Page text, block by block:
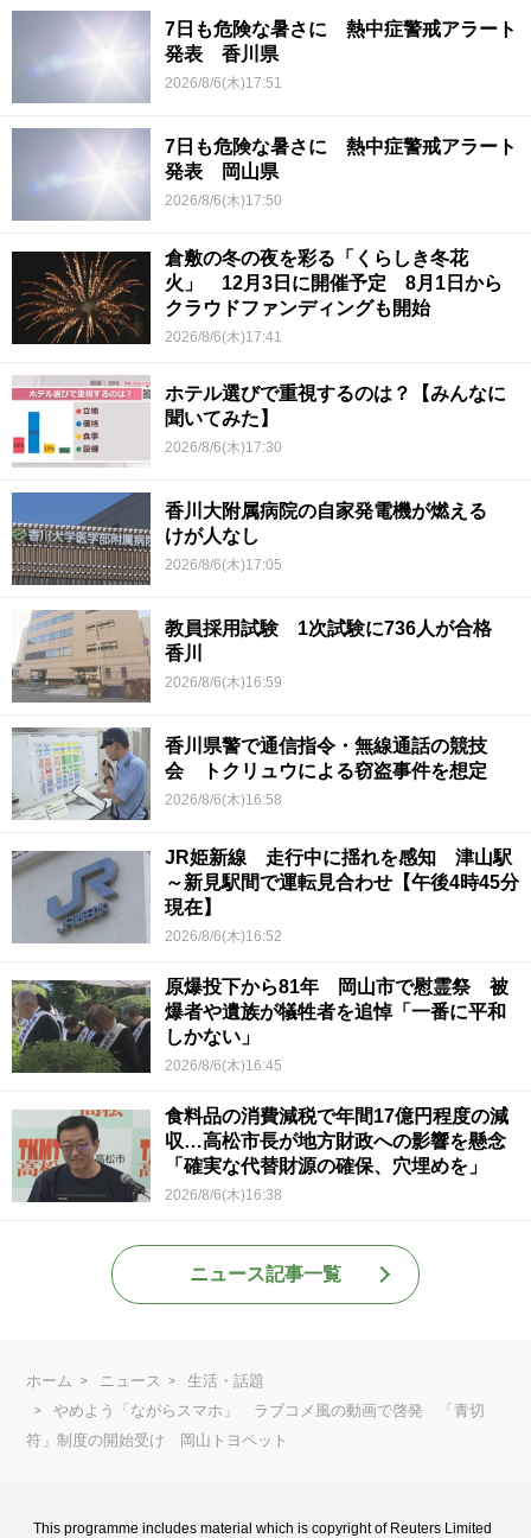
7日も危険な暑さに 熱中症警戒アラート
発表 香川県
2026/8/6(木)17:51
7日も危険な暑さに 熱中症警戒アラート
発表 岡山県
2026/8/6(木)17:50
倉敷の冬の夜を彩る「くらしき冬花
火」 12月3日に開催予定 8月1日から
クラウドファンディングも開始
2026/8/6(木)17:41
ホテル選びで重視するのは？【みんなに
聞いてみた】
2026/8/6(木)17:30
香川大附属病院の自家発電機が燃える
けが人なし
2026/8/6(木)17:05
教員採用試験 1次試験に736人が合格
香川
2026/8/6(木)16:59
香川県警で通信指令・無線通話の競技
会 トクリュウによる窃盗事件を想定
2026/8/6(木)16:58
JR姫新線 走行中に揺れを感知 津山駅
～新見駅間で運転見合わせ【午後4時45分
現在】
2026/8/6(木)16:52
原爆投下から81年 岡山市で慰霊祭 被
爆者や遺族が犠牲者を追悼「一番に平和
しかない」
2026/8/6(木)16:45
食料品の消費減税で年間17億円程度の減
収…高松市長が地方財政への影響を懸念
「確実な代替財源の確保、穴埋めを」
2026/8/6(木)16:38
ニュース記事一覧
ホーム ニュース
生活・話題
やめよう「ながらスマホ」 ラブコメ風の動画で啓発 「青切
符」制度の開始受け 岡山トヨペット
This programme includes material which is copyright of Reuters Limited